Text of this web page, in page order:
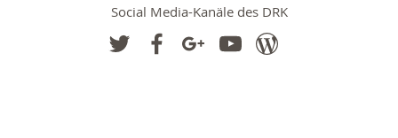
Social Media-Kanäle des DRK